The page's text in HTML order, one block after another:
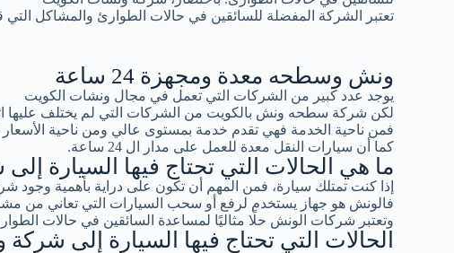
تعتبر الشركة المفضلة للسائقين في حالات الطوارئ والمشاكل
ونش وسطحه معدة ومجهزة 24 ساعة
يوجد عدد كبير من الشركات التي تعمل في مجال ونشات الكويت
لكن شركة سطحه ونش بالكويت من الشركات التي لم يختلف عليها
فمن ناحية الخدمة فهي تقدم خدمة بمستوى عالي ومن ناحية
كما أن سيارات النقل معدة للعمل على مدار ال 24 ساعة.
ما هي الحالات التي تحتاج فيها السيارة
إذا كنت تمتلك سيارة، فمن المهم أن تكون على دراية بأهمية
فالونش هو جهاز يستخدم لرفع أو سحب السيارات التي تعاني من
وتعتبر شركات الونش حلًا مثاليًا لمساعدة السائقين في حالات
الحالات التي تحتاج فيها السيارة إلى